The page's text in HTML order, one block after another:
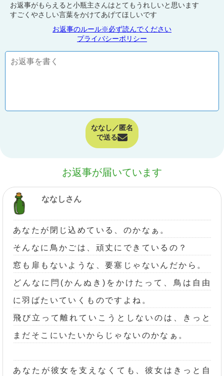
お返事がもらえると小瓶主さんはとてもうれしいと思います
すごくやさしい言葉をかけてあげてほしいです
お返事のルール※必ず読んでください
プライバシーポリシー
ななし／匿名
で送る
お返事が届いています
ななしさん
あなたが閉じ込めている、のかなぁ。
そんなに鳥かごは、頑丈にできているの？
窓も扉もないような、要塞じゃないんだから。
どんなに閂(かんぬき)をかけたって、鳥は自由
に羽ばたいていくものですよね。
飛び立って離れていこうとしないのは、きっと
まだそこにいたいからじゃないのかなぁ。
あなたが彼女を支えなくても、彼女はきっと自